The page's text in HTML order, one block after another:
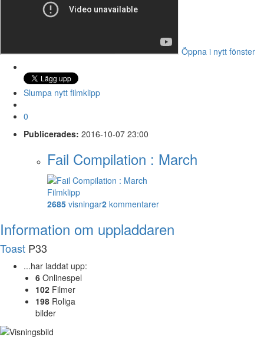
Öppna i nytt fönster
Slumpa nytt filmklipp
0
Publicerades: 2016-10-07 23:00
Fail Compilation : March
Filmklipp
2685 visningar2 kommentarer
Information om uppladdaren
Toast P33
...har laddat upp:
6 Onlinespel
102 Filmer
198 Roliga
bilder